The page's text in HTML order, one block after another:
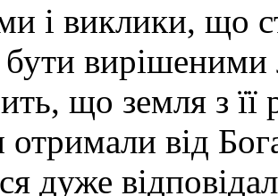
і виклики, що
що земля з
від
дуже